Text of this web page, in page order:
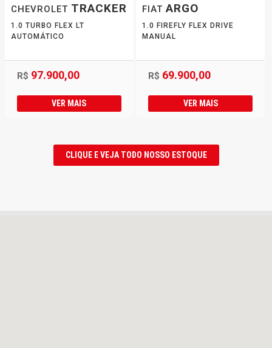
CHEVROLET TRACKER
1.0 TURBO FLEX LT
AUTOMÁTICO
R$ 97.900,00
VER MAIS
FIATARGO
1.0 FIREFLY FLEX DRIVE
MANUAL
R$ 69.900,00
VER MAIS
CLIQUE E VEJA TODO NOSSO ESTOQUE